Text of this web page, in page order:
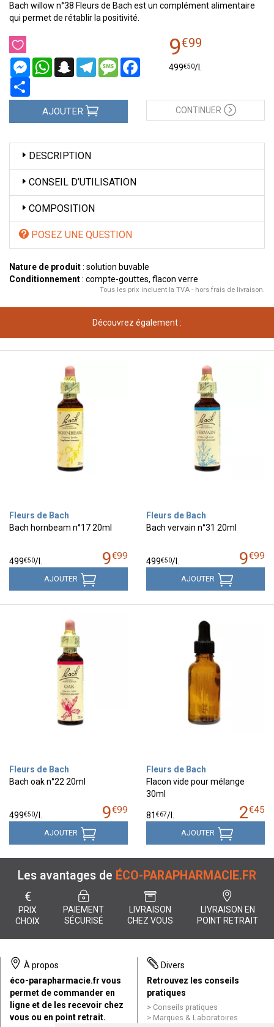
Bach willow n°38 Fleurs de Bach est un complément alimentaire
qui permet de rétablir la positivité.
MessengerWhatsAppSnapchatTelegramMessageFacebook
9€99
499€50/
AJOUTER CONTINUER
DESCRIPTION
CONSEIL D’UTILISATION
COMPOSITION
POSEZ UNE QUESTION
Nature de produit: solution buvable
Conditionnement: compte-gouttes, flacon verre
Tous les prix incluent la TVA - hors frais de livraison.
Découvrez également :
Fleurs de Bach
Bach hornbeam n°17 20ml
9€99
499€50/
AJOUTER
Fleurs de Bach
Bach vervain n°31 20ml
9€99
499€50/
AJOUTER
Fleurs de Bach
Bach oak n°22 20ml
9€99
499€50/
AJOUTER
Fleurs de Bach
Flacon vide pour mélange
30ml
2€45
81 €67/
AJOUTER
Les avantages de ÉCO-PARAPHARMACIE.FR
€
PRIX
CHOIX
PAIEMENT
SÉCURISÉ
LIVRAISON
CHEZ VOUS
LIVRAISON EN
POINT RETRAIT
À propos
éco-parapharmacie.fr vous
permet de commander en
ligne et de les recevoir chez
vous ou en point retrait.
Divers
Retrouvez les conseils
pratiques
Conseils pratiques
Marques & Laboratoires